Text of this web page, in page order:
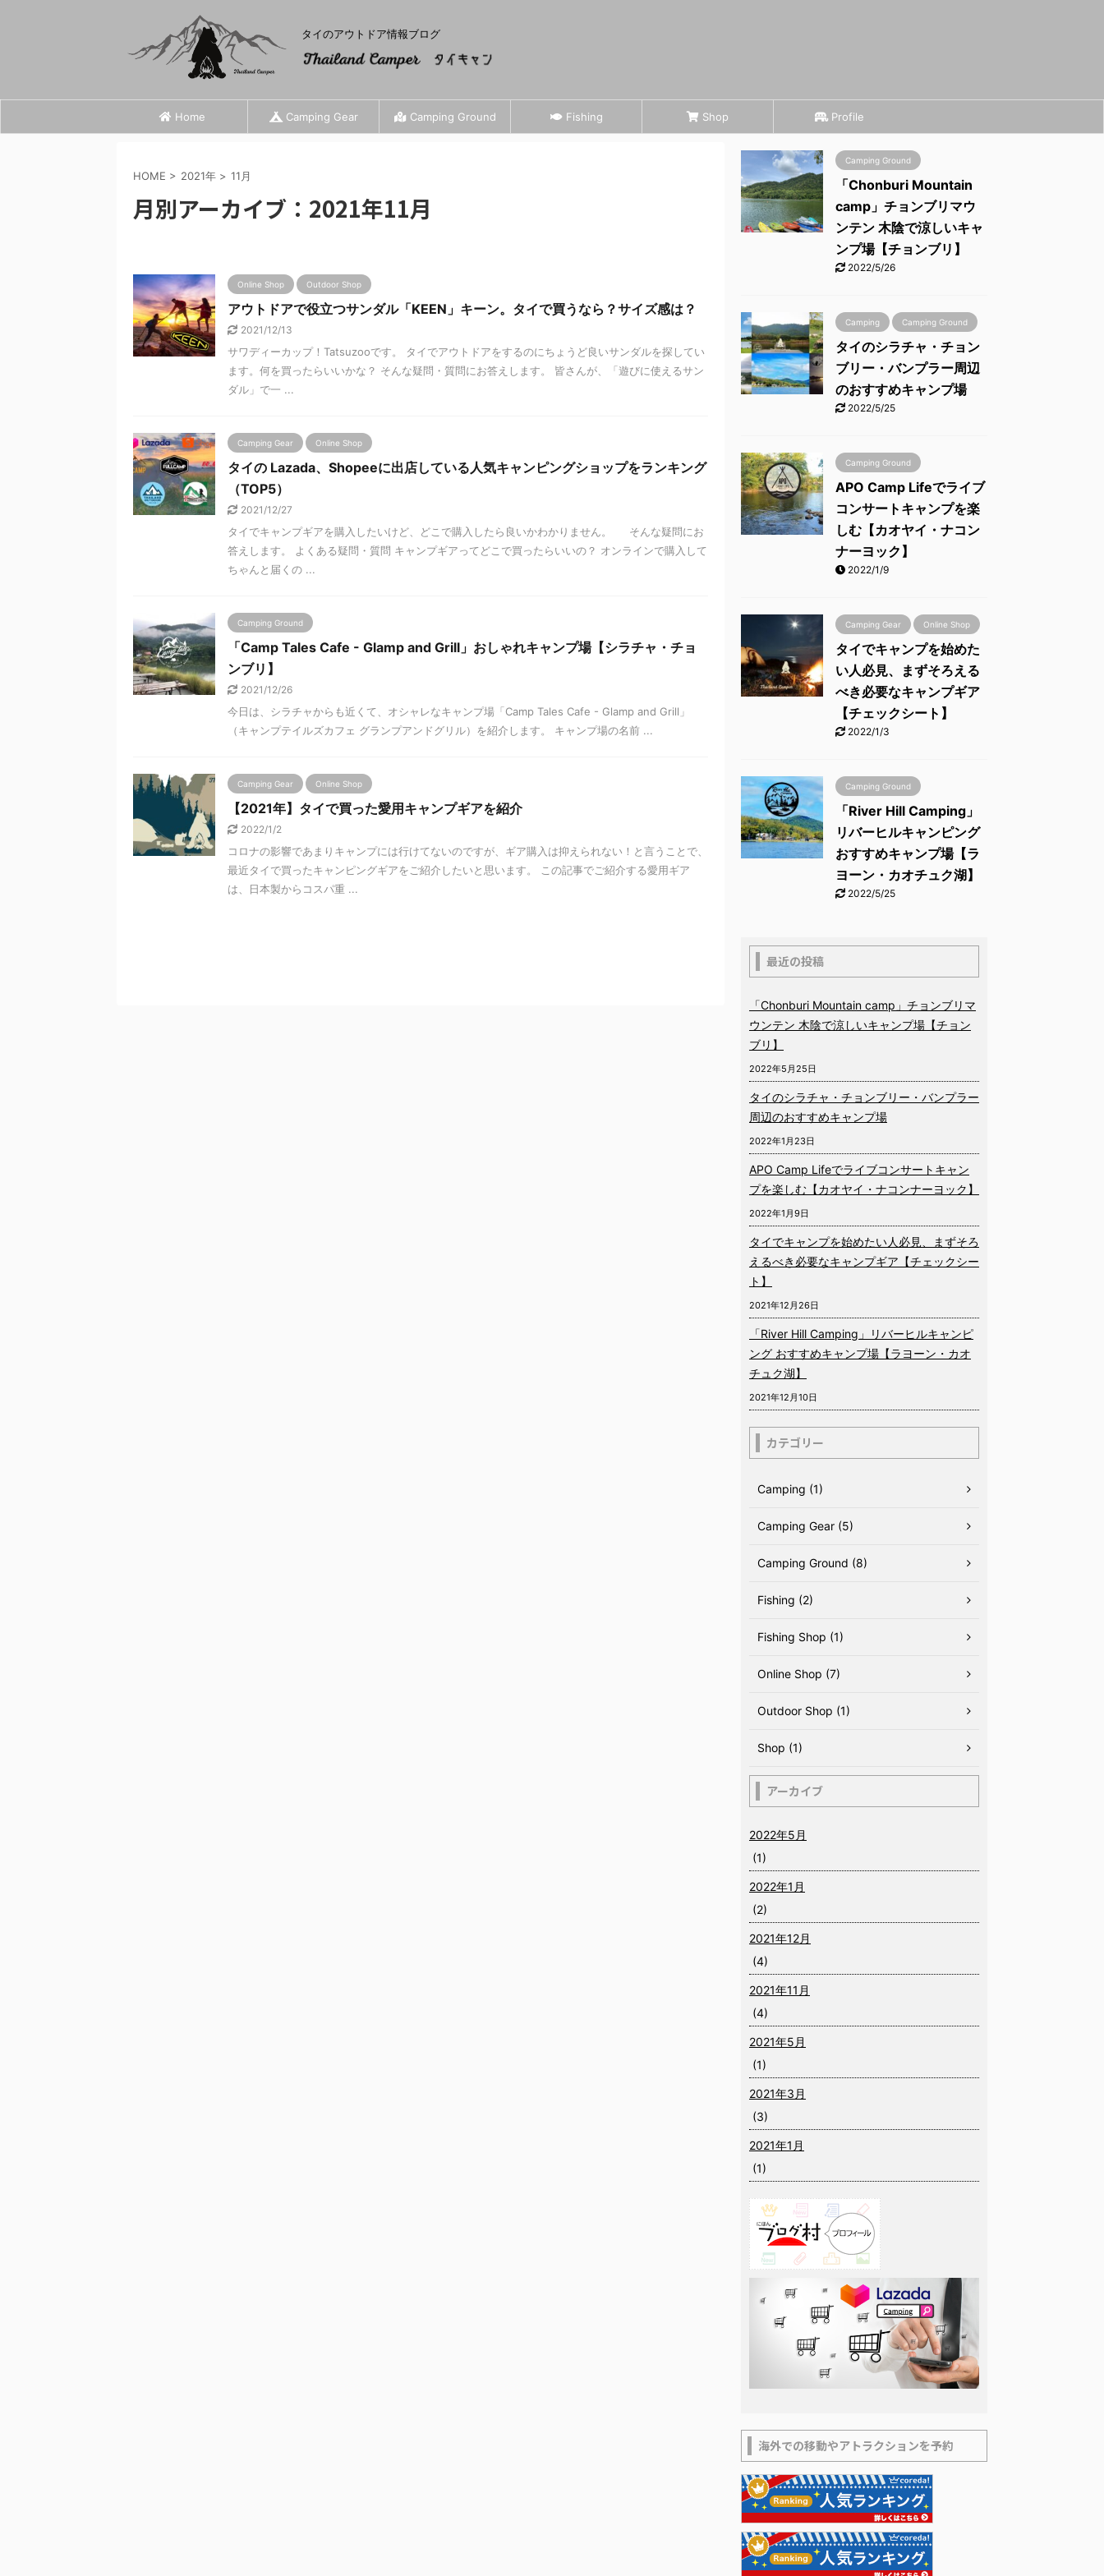
タイのアウトドア情報ブログ
Home Camping Gear Camping Ground Fishing Shop Profile
HOME > 2021年 > 11月
月別アーカイブ：2021年11月
Online Shop Outdoor Shop
アウトドアで役立つサンダル「KEEN」キーン。タイで買うなら？サイズ感は？
2021/12/13
サワディーカップ！Tatsuzooです。 タイでアウトドアをするのにちょうど良いサンダルを探してい
ます。何を買ったらいいかな？ そんな疑問・質問にお答えします。 皆さんが、「遊びに使えるサン
ダル」で一 ...
Camping Gear Online Shop
タイの Lazada、Shopeeに出店している人気キャンピングショップをランキング
（TOP5）
2021/12/27
タイでキャンプギアを購入したいけど、どこで購入したら良いかわかりません。 そんな疑問にお
答えします。 よくある疑問・質問 キャンプギアってどこで買ったらいいの？ オンラインで購入して
ちゃんと届くの ...
Camping Ground
「Camp Tales Cafe - Glamp and Grill」おしゃれキャンプ場【シラチャ・チョ
ンブリ】
2021/12/26
今日は、シラチャからも近くて、オシャレなキャンプ場「Camp Tales Cafe - Glamp and Grill」
（キャンプテイルズカフェ グランプアンドグリル）を紹介します。 キャンプ場の名前 ...
Camping Gear Online Shop
【2021年】タイで買った愛用キャンプギアを紹介
2022/1/2
コロナの影響であまりキャンプには行けてないのですが、ギア購入は抑えられない！と言うことで、
最近タイで買ったキャンピングギアをご紹介したいと思います。 この記事でご紹介する愛用ギア
は、日本製からコスパ重 ...
Camping Ground
「Chonburi Mountain
camp」チョンブリマウ
ンテン 木陰で涼しいキャ
ンプ場【チョンブリ】
2022/5/26
Camping Camping Ground
タイのシラチャ・チョン
ブリー・バンプラー周辺
のおすすめキャンプ場
2022/5/25
Camping Ground
APO Camp Lifeでライブ
コンサートキャンプを楽
しむ【カオヤイ・ナコン
ナーヨック】
2022/1/9
Camping Gear Online Shop
タイでキャンプを始めた
い人必見、まずそろえる
べき必要なキャンプギア
【チェックシート】
2022/1/3
Camping Ground
「River Hill Camping」
リバーヒルキャンピング
おすすめキャンプ場【ラ
ヨーン・カオチュク湖】
2022/5/25
最近の投稿
「Chonburi Mountain camp」チョンブリマ
ウンテン 木陰で涼しいキャンプ場【チョン
ブリ】
2022年5月25日
タイのシラチャ・チョンブリー・バンプラー
周辺のおすすめキャンプ場
2022年1月23日
APO Camp Lifeでライブコンサートキャン
プを楽しむ【カオヤイ・ナコンナーヨック】
2022年1月9日
タイでキャンプを始めたい人必見、まずそろ
えるべき必要なキャンプギア【チェックシー
ト】
2021年12月26日
「River Hill Camping」リバーヒルキャンピ
ング おすすめキャンプ場【ラヨーン・カオ
チュク湖】
2021年12月10日
カテゴリー
Camping (1)
Camping Gear (5)
Camping Ground (8)
Fishing (2)
Fishing Shop (1)
Online Shop (7)
Outdoor Shop (1)
Shop (1)
アーカイブ
2022年5月
(1)
2022年1月
(2)
2021年12月
(4)
2021年11月
(4)
2021年5月
(1)
2021年3月
(3)
2021年1月
(1)
海外での移動やアトラクションを予約